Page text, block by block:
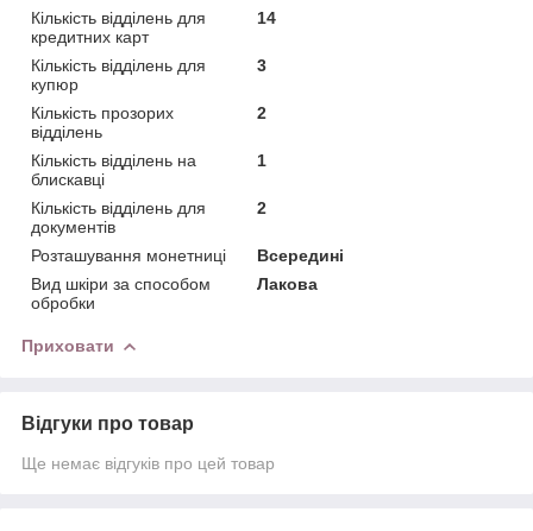
Кількість відділень для
кредитних карт
14
Кількість відділень для
купюр
3
Кількість прозорих
відділень
2
Кількість відділень на
блискавці
1
Кількість відділень для
документів
2
Розташування монетниці
Всередині
Вид шкіри за способом
обробки
Лакова
Приховати
Відгуки про товар
Ще немає відгуків про цей товар